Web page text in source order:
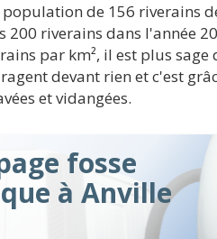
population de 156 riverains
200 riverains dans l'année
par km², il est plus
devant rien et c'est
et vidangées.
fosse
à Anville